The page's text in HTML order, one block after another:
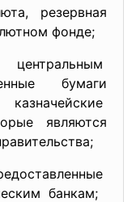
резервная
фонде;
бумаги
являются
банкам;